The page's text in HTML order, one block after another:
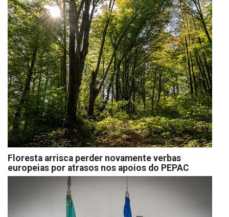
Floresta arrisca perder novamente verbas
europeias por atrasos nos apoios do PEPAC